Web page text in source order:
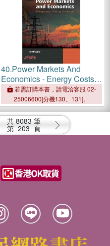
40.Power Markets And
Economics - Energy Costs,
Trading, Emmissions
若需訂購本書，請電洽客服 02-
25006600[分機130、131]。
共 8083 筆
第 203 頁